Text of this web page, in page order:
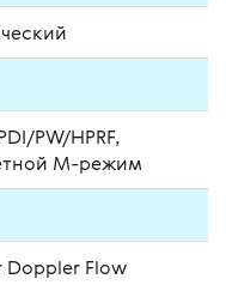
PW/HPRF,
М-режим
Flow